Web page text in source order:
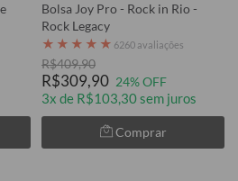
Bolsa Joy Pro - Rock in Rio -
Rock Legacy
★ ★ ★ ★ ★ 6260 avaliações
R$409,90
R$309,90 24% OFF
3x de R$103,30 sem juros
Comprar